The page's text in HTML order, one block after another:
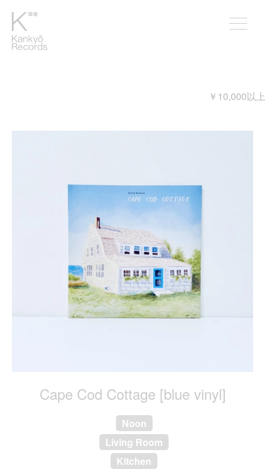
￥10,000以上
Cape Cod Cottage [blue vinyl]
Noon
Living Room
Kitchen